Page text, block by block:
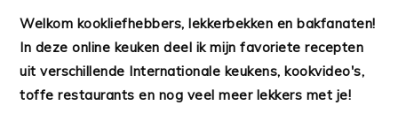
Welkom kookliefhebbers, lekkerbekken en bakfanaten!
In deze online keuken deel ik mijn favoriete recepten
uit verschillende Internationale keukens, kookvideo's,
toffe restaurants en nog veel meer lekkers met je!